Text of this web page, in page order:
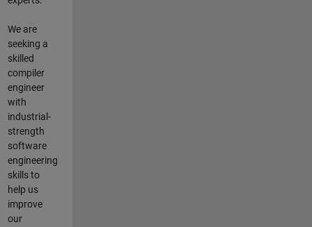
We are
seeking a
skilled
compiler
engineer
with
industrial-
strength
software
engineering
skills to
help us
improve
our